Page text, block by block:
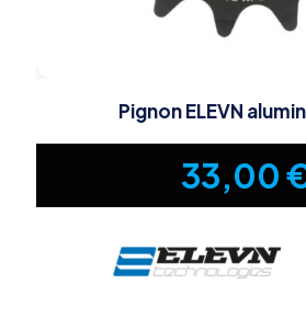
Pignon ELEVN
33,00